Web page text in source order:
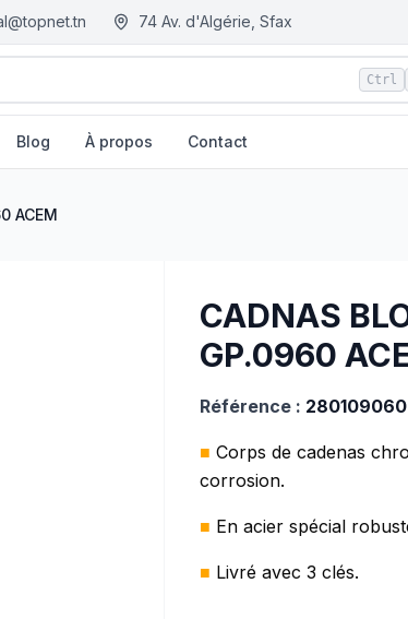
74 Av. d'Algérie, Sfax
Ctrl
Blog À propos Contact
ACEM
CADNAS
GP.0960
Référence : 280109060
■ Corps de cadenas
corrosion.
■ En acier spécial
■ Livré avec 3 clés.